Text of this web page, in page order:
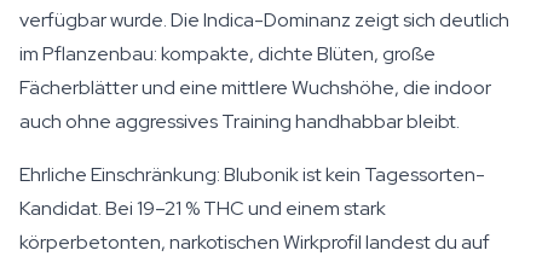
verfügbar wurde. Die Indica-Dominanz zeigt sich deutlich
im Pflanzenbau: kompakte, dichte Blüten, große
Fächerblätter und eine mittlere Wuchshöhe, die indoor
auch ohne aggressives Training handhabbar bleibt.
Ehrliche Einschränkung: Blubonik ist kein Tagessorten-
Kandidat. Bei 19–21 % THC und einem stark
körperbetonten, narkotischen Wirkprofil landest du auf